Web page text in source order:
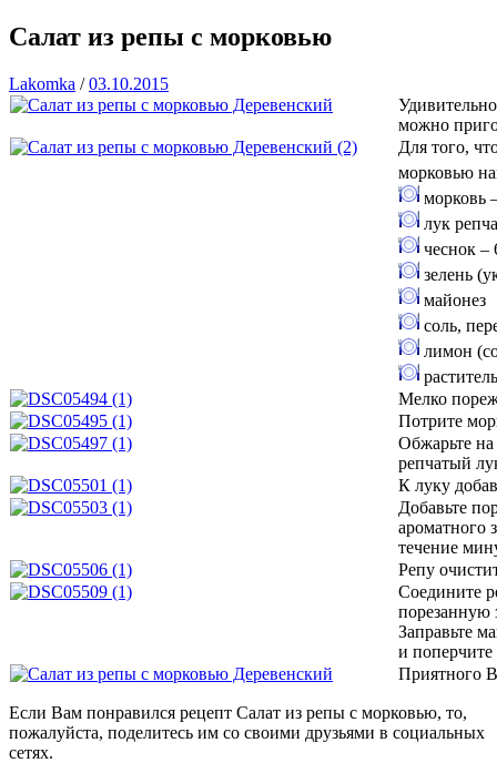
Салат из репы с морковью
Lakomka /03.10.2015
можно
Для того,
морковью
морковь
лук
чеснок –
зелень
майонез
соль,
лимон
Мелко
Потрите
Обжарьте на
репчатый
К луку
Добавьте
ароматного
течение
Репу
Соедините
порезанную
Заправьте
и поперчите
Приятного
Если Вам понравился рецепт Салат из репы с морковью, то,
пожалуйста, поделитесь им со своими друзьями в социальных
сетях.